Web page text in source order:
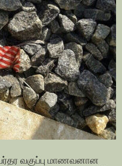
வகுப்பு மாணவனான